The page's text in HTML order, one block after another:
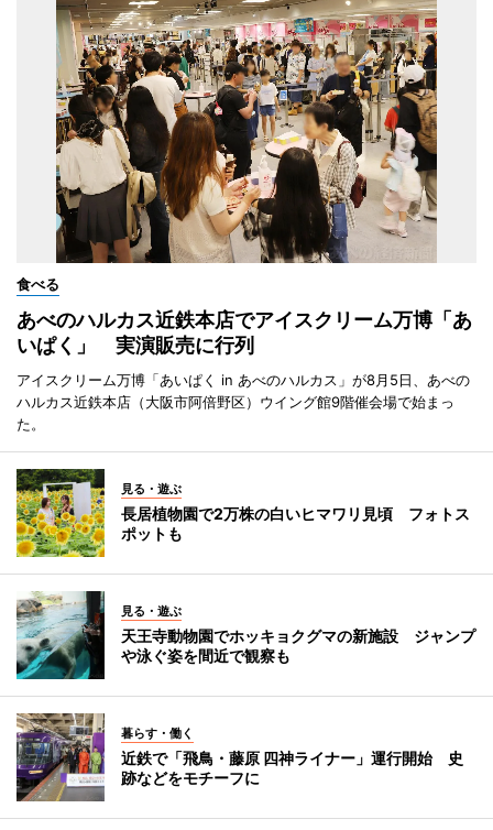
食べる
あべのハルカス近鉄本店でアイスクリーム万博「あ
いぱく」 実演販売に行列
アイスクリーム万博「あいぱく in あべのハルカス」が8月5日、あべの
ハルカス近鉄本店（大阪市阿倍野区）ウイング館9階催会場で始まっ
た。
見る・遊ぶ
長居植物園で2万株の白いヒマワリ見頃 フォトス
ポットも
見る・遊ぶ
天王寺動物園でホッキョクグマの新施設 ジャンプ
や泳ぐ姿を間近で観察も
暮らす・働く
近鉄で「飛鳥・藤原 四神ライナー」運行開始 史
跡などをモチーフに